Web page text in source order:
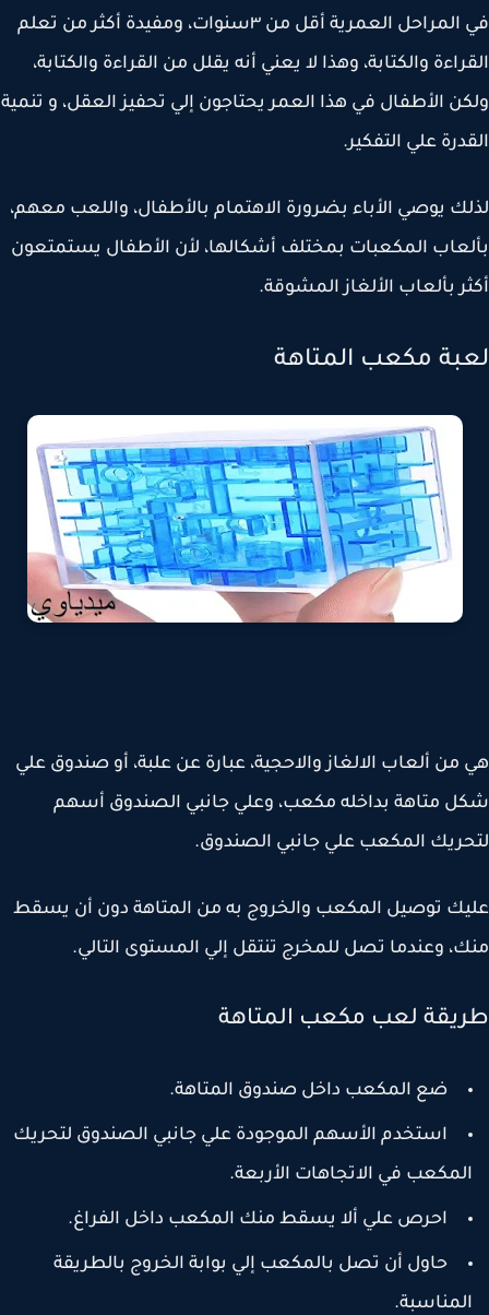
في المراحل العمرية أقل من ٣سنوات، ومفيدة أكثر من تعلم
والكتابة، وهذا لا يعني أنه يقلل من القراءة والكتابة،
الأطفال في هذا العمر يحتاجون إلي تحفيز العقل، و تنمية
علي التفكير.
يوصي الأباء بضرورة الاهتمام بالأطفال، واللعب معهم،
المكعبات بمختلف أشكالها، لأن الأطفال يستمتعون
بألعاب الألغاز المشوقة.
مكعب المتاهة
ألعاب الالغاز والاحجية، عبارة عن علبة، أو صندوق علي
متاهة بداخله مكعب، وعلي جانبي الصندوق أسهم
المكعب علي جانبي الصندوق.
توصيل المكعب والخروج به من المتاهة دون أن يسقط
وعندما تصل للمخرج تنتقل إلي المستوى التالي.
لعب مكعب المتاهة
ضع المكعب داخل صندوق المتاهة.
استخدم الأسهم الموجودة علي جانبي الصندوق لتحريك
في الاتجاهات الأربعة.
احرص علي ألا يسقط منك المكعب داخل الفراغ.
حاول أن تصل بالمكعب إلي بوابة الخروج بالطريقة